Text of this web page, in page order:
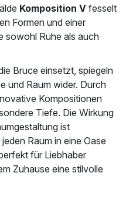
Komposition V fesselt
Formen und einer
sowohl Ruhe als auch
Bruce einsetzt, spiegeln
und Raum wider. Durch
Kompositionen
Tiefe. Die Wirkung
ist
Raum in eine Oase
für Liebhaber
Zuhause eine stilvolle